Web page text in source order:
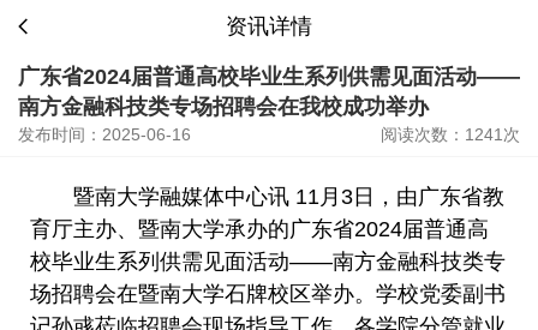
资讯详情
广东省2024届普通高校毕业生系列供需见面活动——
南方金融科技类专场招聘会在我校成功举办
发布时间：2025-06-16 阅读次数：1241次
暨南大学融媒体中心讯 11月3日，由广东省教
育厅主办、暨南大学承办的广东省2024届普通高
校毕业生系列供需见面活动——南方金融科技类专
场招聘会在暨南大学石牌校区举办。学校党委副书